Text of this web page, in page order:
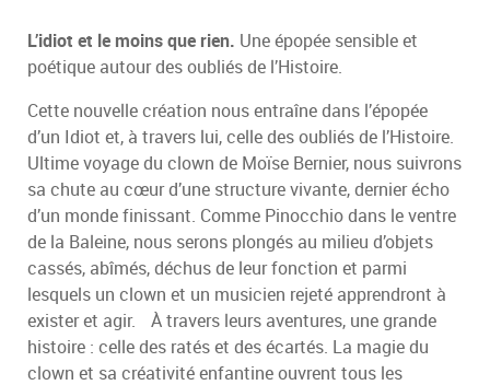
L’idiot et le moins que rien. Une épopée sensible et
poétique autour des oubliés de l’Histoire.
Cette nouvelle création nous entraîne dans l’épopée
d’un Idiot et, à travers lui, celle des oubliés de l’Histoire.
Ultime voyage du clown de Moïse Bernier, nous suivrons
sa chute au cœur d’une structure vivante, dernier écho
d’un monde finissant. Comme Pinocchio dans le ventre
de la Baleine, nous serons plongés au milieu d’objets
cassés, abîmés, déchus de leur fonction et parmi
lesquels un clown et un musicien rejeté apprendront à
exister et agir. À travers leurs aventures, une grande
histoire : celle des ratés et des écartés. La magie du
clown et sa créativité enfantine ouvrent tous les